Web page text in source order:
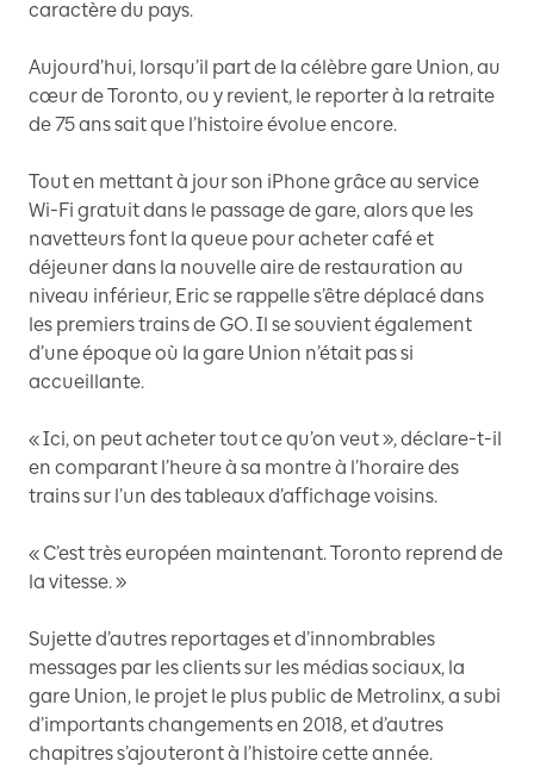
caractère du pays.
Aujourd’hui, lorsqu’il part de la célèbre gare Union, au
cœur de Toronto, ou y revient, le reporter à la retraite
de 75 ans sait que l’histoire évolue encore.
Tout en mettant à jour son iPhone grâce au service
Wi-Fi gratuit dans le passage de gare, alors que les
navetteurs font la queue pour acheter café et
déjeuner dans la nouvelle aire de restauration au
niveau inférieur, Eric se rappelle s’être déplacé dans
les premiers trains de GO. Il se souvient également
d’une époque où la gare Union n’était pas si
accueillante.
« Ici, on peut acheter tout ce qu’on veut », déclare-t-il
en comparant l’heure à sa montre à l’horaire des
trains sur l’un des tableaux d’affichage voisins.
« C’est très européen maintenant. Toronto reprend de
la vitesse. »
Sujette d’autres reportages et d’innombrables
messages par les clients sur les médias sociaux, la
gare Union, le projet le plus public de Metrolinx, a subi
d’importants changements en 2018, et d’autres
chapitres s’ajouteront à l’histoire cette année.